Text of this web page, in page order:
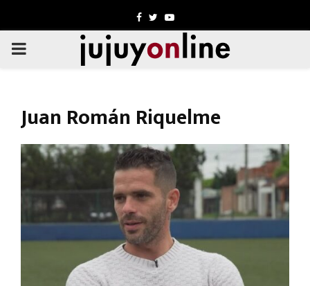
Facebook
TwitterYoutube
PRIMARY
Juan Román Riquelme